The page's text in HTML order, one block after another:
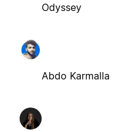
Odyssey
Abdo Karmalla